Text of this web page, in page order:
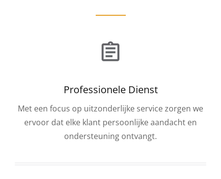
Professionele Dienst
Met een focus op uitzonderlijke service zorgen we
ervoor dat elke klant persoonlijke aandacht en
ondersteuning ontvangt.